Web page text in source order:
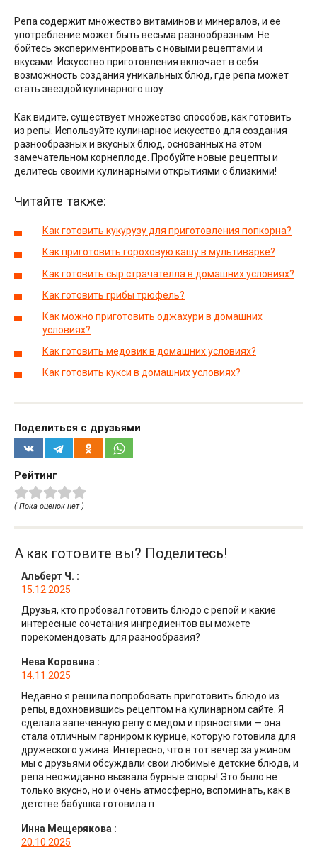
Репа содержит множество витаминов и минералов, и ее
употребление может быть весьма разнообразным. Не
бойтесь экспериментировать с новыми рецептами и
вкусами. Искусство приготовления включает в себя
возможность создания уникальных блюд, где репа может
стать звездой кулинарного шоу.
Как видите, существует множество способов, как готовить
из репы. Используйте кулинарное искусство для создания
разнообразных и вкусных блюд, основанных на этом
замечательном корнеплоде. Пробуйте новые рецепты и
делитесь своими кулинарными открытиями с близкими!
Читайте также:
Как готовить кукурузу для приготовления попкорна?
Как приготовить гороховую кашу в мультиварке?
Как готовить сыр страчателла в домашних условиях?
Как готовить грибы трюфель?
Как можно приготовить оджахури в домашних
условиях?
Как готовить медовик в домашних условиях?
Как готовить кукси в домашних условиях?
Поделиться с друзьями
Рейтинг
( Пока оценок нет )
А как готовите вы? Поделитесь!
Альберт Ч. :
15.12.2025
Друзья, кто пробовал готовить блюдо с репой и какие
интересные сочетания ингредиентов вы можете
порекомендовать для разнообразия?
Нева Коровина :
14.11.2025
Недавно я решила попробовать приготовить блюдо из
репы, вдохновившись рецептом на кулинарном сайте. Я
сделала запеченную репу с медом и пряностями — она
стала отличным гарниром к курице, которую готовила для
дружеского ужина. Интересно, что в тот вечер за ужином
мы с друзьями обсуждали свои любимые детские блюда, и
репа неожиданно вызвала бурные споры! Это было не
только вкусно, но и очень атмосферно, вспоминать, как в
детстве бабушка готовила п
Инна Мещерякова :
20.10.2025